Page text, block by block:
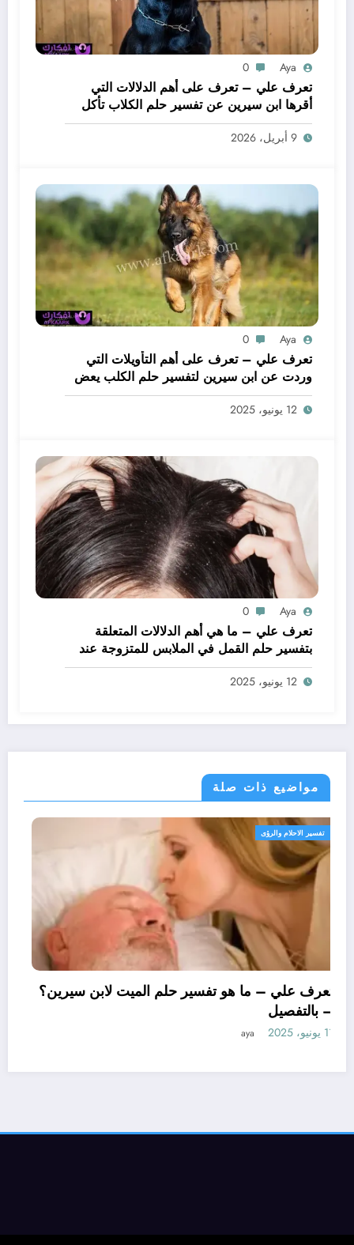
Aya
0
تعرف علي – تعرف على أهم الدلالات التي
أقرها ابن سيرين عن تفسير حلم الكلاب تأكل
لحم – بالتفصيل
9 أبريل، 2026
Aya
0
تعرف علي – تعرف على أهم التأويلات التي
وردت عن ابن سيرين لتفسير حلم الكلب يعض
يدي – بالتفصيل
12 يونيو، 2025
Aya
0
تعرف علي – ما هي أهم الدلالات المتعلقة
بتفسير حلم القمل في الملابس للمتزوجة عند
ابن سيرين؟ – بالتفصيل
12 يونيو، 2025
مواضيع ذات صلة
تفسير الاحلام والرؤى
تعرف علي – ما هو تفسير حلم الميت لابن
11 يونيو، 2025 حلم